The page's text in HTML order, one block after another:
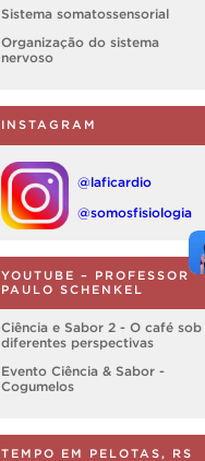
Sistema somatossensorial
Organização do sistema
nervoso
INSTAGRAM
@laficardio
@somosfisiologia
YOUTUBE – PROFESSOR
PAULO SCHENKEL
Ciência e Sabor 2 - O café sob
diferentes perspectivas
Evento Ciência & Sabor -
Cogumelos
TEMPO EM PELOTAS, RS